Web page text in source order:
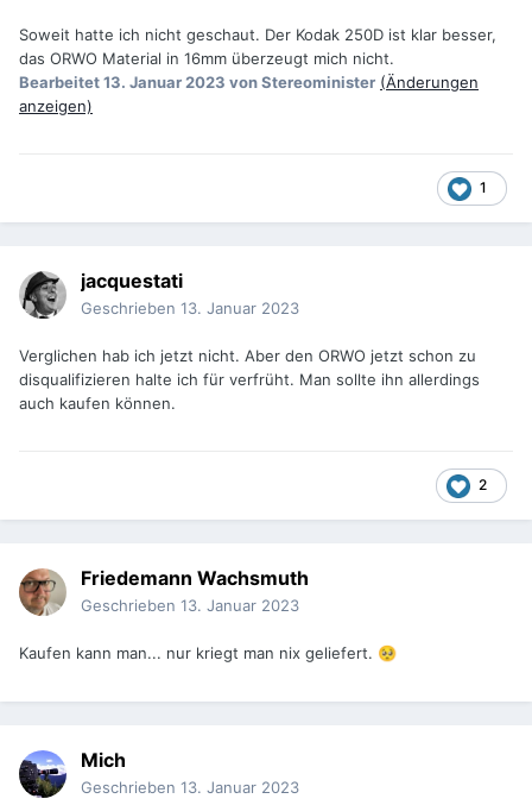
Soweit hatte ich nicht geschaut. Der Kodak 250D ist klar besser,
das ORWO Material in 16mm überzeugt mich nicht.
Bearbeitet13. Januar 2023 von Stereominister (Änderungen
anzeigen)
1
jacquestati
Geschrieben 13. Januar 2023
Verglichen hab ich jetzt nicht. Aber den ORWO jetzt schon zu
disqualifizieren halte ich für verfrüht. Man sollte ihn allerdings
auch kaufen können.
2
Friedemann Wachsmuth
Geschrieben 13. Januar 2023
Kaufen kann man... nur kriegt man nix geliefert. 🥺
Mich
Geschrieben 13. Januar 2023